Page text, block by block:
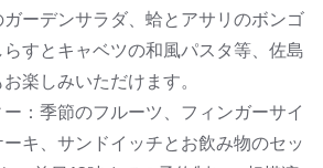
ーデンサラダ、蛤とアサリのボンゴ
すとキャベツの和風パスタ等、佐島
楽しみいただけます。
：季節のフルーツ、フィンガーサイ
キ、サンドイッチとお飲み物のセッ